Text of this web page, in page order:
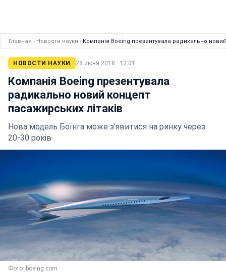
Главная › Новости науки › Компанія Boeing презентувала радикально
НОВОСТИ НАУКИ 28 июня 2018 · 12:01
Компанія Boeing презентувала
радикально новий концепт
пасажирських літаків
Нова модель Боїнга може з'явитися на ринку через
20-30 років
Фото: boeing.com